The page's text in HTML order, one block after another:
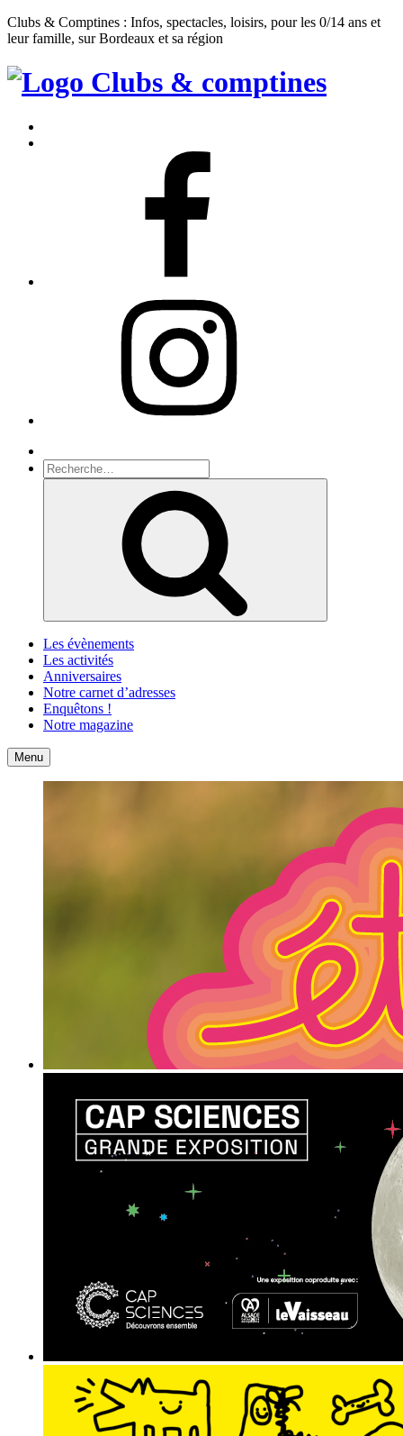
Clubs & Comptines : Infos, spectacles, loisirs, pour les 0/14 ans et
leur famille, sur Bordeaux et sa région
Clubs
Comptines
Recherche
pour
Les évènements
Les activités
Anniversaires
Notre carnet d’adresses
Enquêtons !
Notre magazine
Accueil
Menu Contact